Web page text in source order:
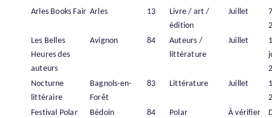
Arles Books Fair Arles 13
Livre / art /
édition
Juillet
Les Belles
Heures des
auteurs
Avignon 84
Auteurs /
littérature
Juillet
Nocturne
littéraire
Bagnols-en-
Forêt
83 Littérature Juillet
Festival Polar
Bédoin 84 Polar À vérifier